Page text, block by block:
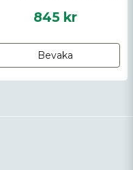
Level Picatinny
845 kr
Bevaka